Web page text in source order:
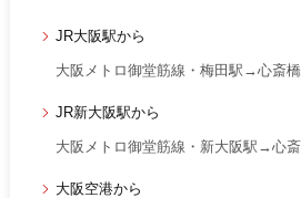
JR大阪駅から
大阪メトロ御堂筋線・梅田駅→心斎
JR新大阪駅から
大阪メトロ御堂筋線・新大阪駅→心
大阪空港から